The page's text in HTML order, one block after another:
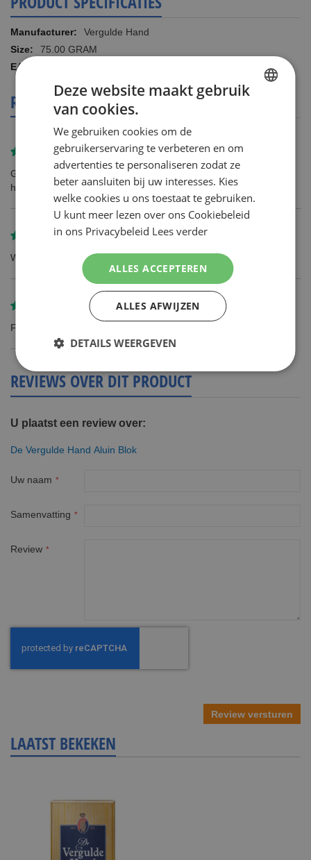
Meer
informatie
Vergulde Hand
75.00 GRAM
REVIEWS
Gereviewd door Frans
Goedkoper als bij menige retailer...................Krui**** bijv. Als ze
hem al hebben................
Gereviewd door P. van Wijk
Werkt goed
Gereviewd door anoniem
Fijn product
REVIEWS OVER DIT PRODUCT
U plaatst een review over:
De Vergulde Hand Aluin Blok
Uw naam
Samenvatting
Review
Review versturen
LAATST BEKEKEN
Deze website maakt gebruik
van cookies.
We gebruiken cookies om de
gebruikerservaring te verbeteren en om
advertenties te personaliseren zodat ze
beter aansluiten bij uw interesses. Kies
welke cookies u ons toestaat te gebruiken.
U kunt meer lezen over ons Cookiebeleid
in ons Privacybeleid Lees verder
ALLES ACCEPTEREN
ALLES AFWIJZEN
DETAILS WEERGEVEN